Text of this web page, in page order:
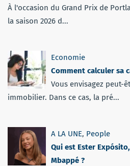
À l'occasion du Grand Prix de
la saison 2026 d...
Economie
Comment calculer sa
Vous envisagez peut-
immobilier. Dans ce cas, la pré...
A LA UNE, People
Qui est Ester
Mbappé ?